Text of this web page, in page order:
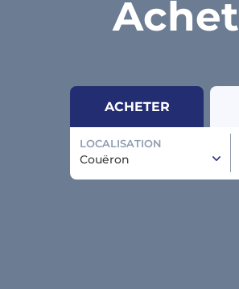
ACHETER
LOCALISATION
Couëron